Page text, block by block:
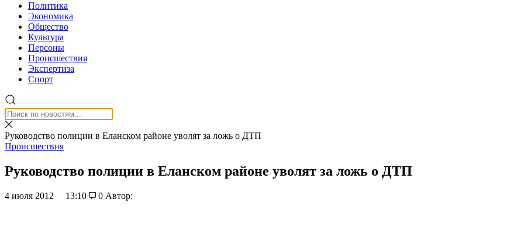
Политика
Экономика
Общество
Культура
Персоны
Происшествия
Экспертиза
Спорт
Руководство полиции в Еланском районе уволят за ложь о ДТП
Происшествия
Руководство полиции в Еланском районе уволят за ложь о ДТП
4 июля 2012 13:10 0 Автор: